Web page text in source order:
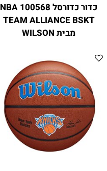
כדור כדורסל 100568 NBA
TEAM ALLIANCE BSKT
מבית WILSON